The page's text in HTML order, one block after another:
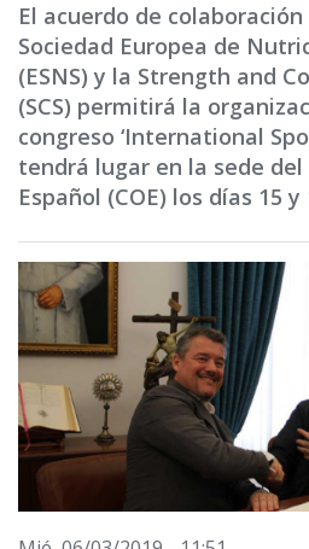
El acuerdo de
Sociedad Europea de
(ESNS) y la Strength and
(SCS) permitirá la
congreso ‘International
tendrá lugar en la sede
Español (COE) los días 15